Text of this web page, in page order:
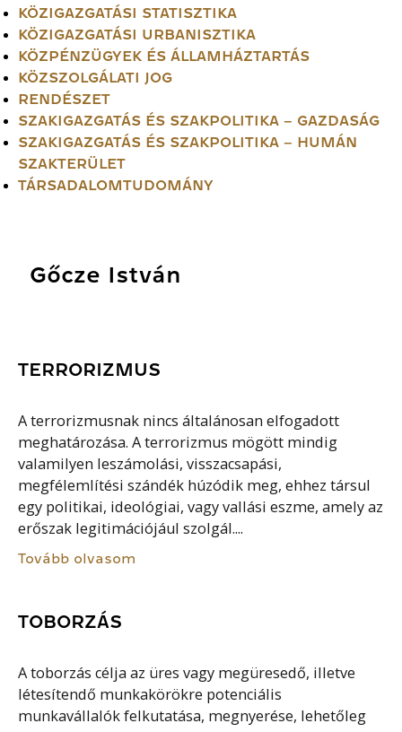
KÖZIGAZGATÁSI STATISZTIKA
KÖZIGAZGATÁSI URBANISZTIKA
KÖZPÉNZÜGYEK ÉS ÁLLAMHÁZTARTÁS
KÖZSZOLGÁLATI JOG
RENDÉSZET
SZAKIGAZGATÁS ÉS SZAKPOLITIKA – GAZDASÁG
SZAKIGAZGATÁS ÉS SZAKPOLITIKA – HUMÁN
SZAKTERÜLET
TÁRSADALOMTUDOMÁNY
Gőcze István
TERRORIZMUS
A terrorizmusnak nincs általánosan elfogadott
meghatározása. A terrorizmus mögött mindig
valamilyen leszámolási, visszacsapási,
megfélemlítési szándék húzódik meg, ehhez társul
egy politikai, ideológiai, vagy vallási eszme, amely az
erőszak legitimációjául szolgál....
Tovább olvasom
TOBORZÁS
A toborzás célja az üres vagy megüresedő, illetve
létesítendő munkakörökre potenciális
munkavállalók felkutatása, megnyerése, lehetőleg